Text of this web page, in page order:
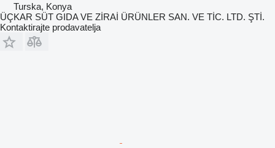
Turska, Konya
ÜÇKAR SÜT GIDA VE ZİRAİ ÜRÜNLER SAN. VE TİC. LTD. ŞTİ.
Kontaktirajte prodavatelja